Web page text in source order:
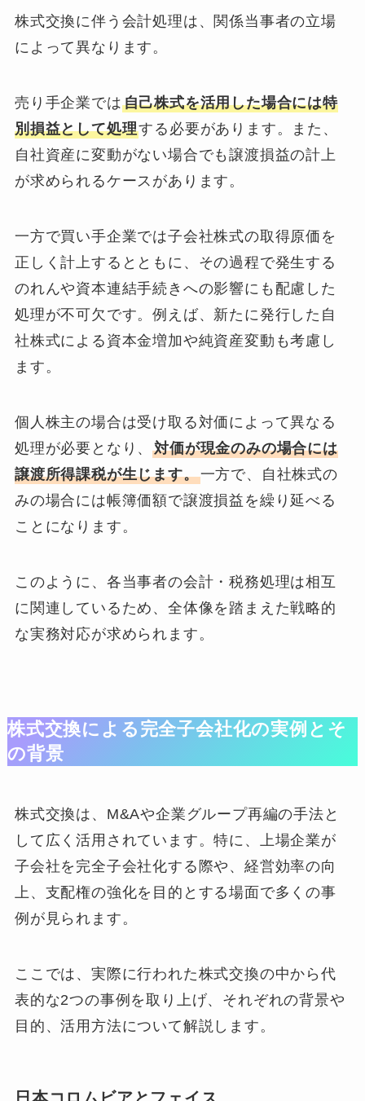
株式交換に伴う会計処理は、関係当事者の立場
によって異なります。
売り手企業では自己株式を活用した場合には特
別損益として処理する必要があります。また、
自社資産に変動がない場合でも譲渡損益の計上
が求められるケースがあります。
一方で買い手企業では子会社株式の取得原価を
正しく計上するとともに、その過程で発生する
のれんや資本連結手続きへの影響にも配慮した
処理が不可欠です。例えば、新たに発行した自
社株式による資本金増加や純資産変動も考慮し
ます。
個人株主の場合は受け取る対価によって異なる
処理が必要となり、対価が現金のみの場合には
譲渡所得課税が生じます。一方で、自社株式の
みの場合には帳簿価額で譲渡損益を繰り延べる
ことになります。
このように、各当事者の会計・税務処理は相互
に関連しているため、全体像を踏まえた戦略的
な実務対応が求められます。
株式交換による完全子会社化の実例とそ
の背景
株式交換は、M&Aや企業グループ再編の手法と
して広く活用されています。特に、上場企業が
子会社を完全子会社化する際や、経営効率の向
上、支配権の強化を目的とする場面で多くの事
例が見られます。
ここでは、実際に行われた株式交換の中から代
表的な2つの事例を取り上げ、それぞれの背景や
目的、活用方法について解説します。